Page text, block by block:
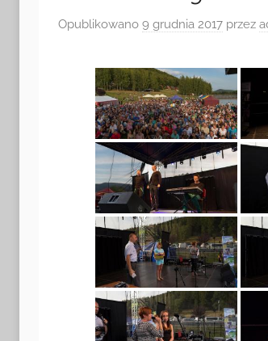
Radkowie
Opublikowano 9 grudnia 2017 przez